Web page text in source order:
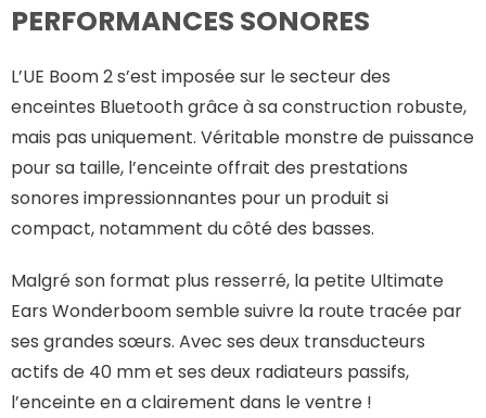
PERFORMANCES SONORES
L’UE Boom 2 s’est imposée sur le secteur des
enceintes Bluetooth grâce à sa construction robuste,
mais pas uniquement. Véritable monstre de puissance
pour sa taille, l’enceinte offrait des prestations
sonores impressionnantes pour un produit si
compact, notamment du côté des basses.
Malgré son format plus resserré, la petite Ultimate
Ears Wonderboom semble suivre la route tracée par
ses grandes sœurs. Avec ses deux transducteurs
actifs de 40 mm et ses deux radiateurs passifs,
l’enceinte en a clairement dans le ventre !